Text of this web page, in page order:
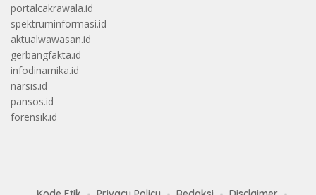
portalcakrawala.id
spektruminformasi.id
aktualwawasan.id
gerbangfakta.id
infodinamika.id
narsis.id
pansos.id
forensik.id